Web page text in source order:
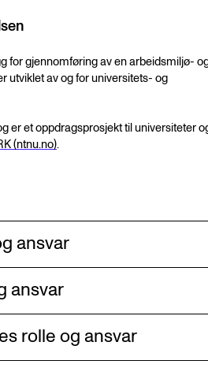
for gjennomføring av en arbeidsmiljø-
utviklet av og for universitets- og
er et oppdragsprosjekt til universiteter
(ntnu.no).
ansvar
ansvar
rolle og ansvar